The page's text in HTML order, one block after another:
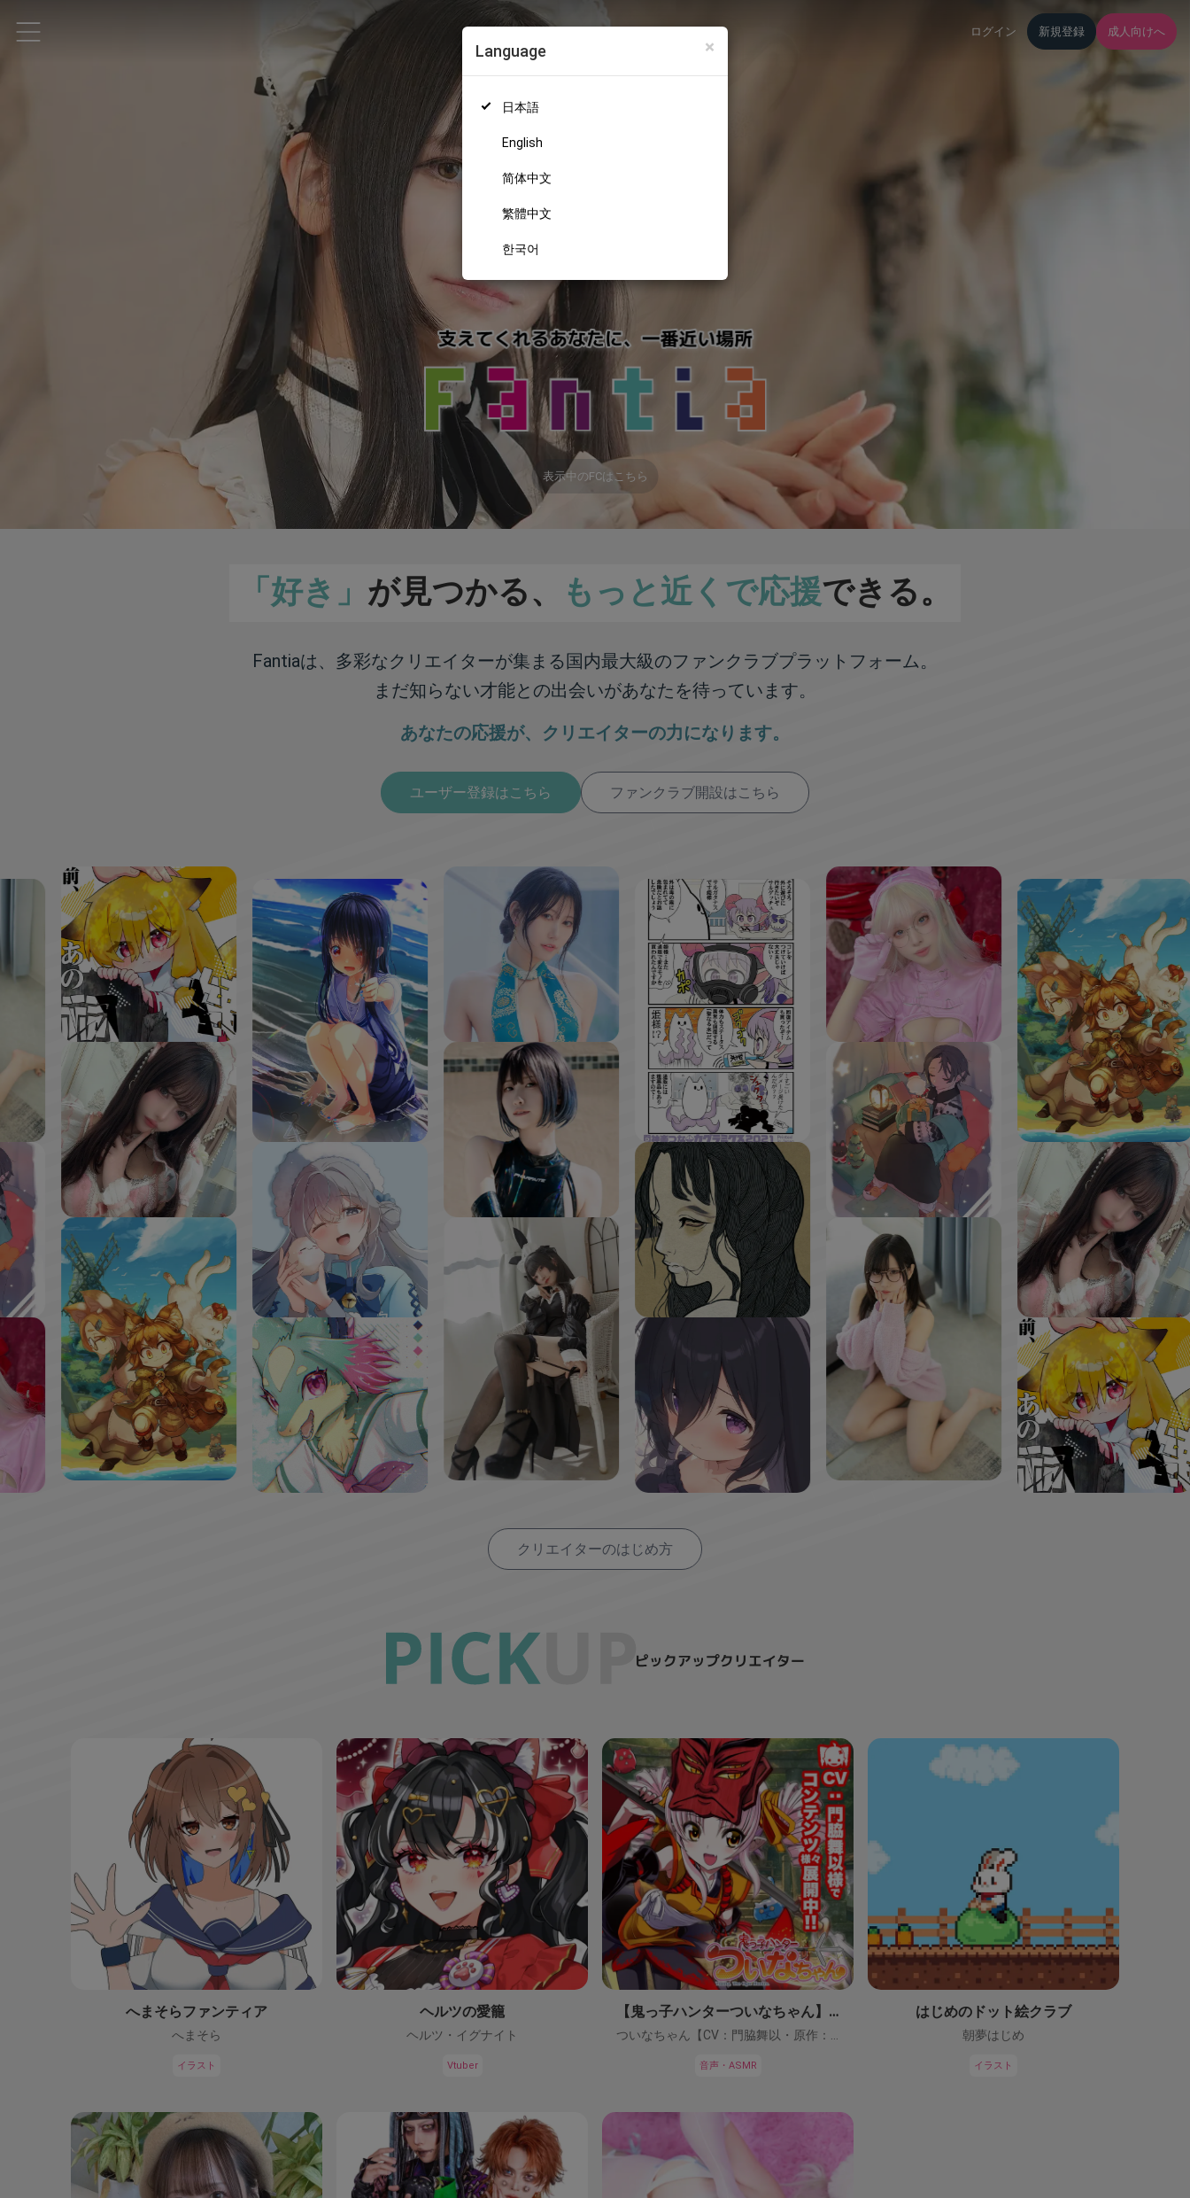
×
Language
日本語
English
简体中文
繁體中文
한국어
ログイン 新規登録 成人向けへ
表示中のFCはこちら
「好き」 が見つかる、 もっと近くで応援できる。
Fantiaは、多彩なクリエイターが集まる国内最大級のファンクラブプラットフォーム。
まだ知らない才能との出会いがあなたを待っています。
あなたの応援が、 クリエイターの力になります。
ユーザー登録はこちら ファンクラブ開設はこちら
クリエイターのはじめ方
へまそらファンティア
へまそら
イラスト
ヘルツの愛籠
ヘルツ・イグナイト
Vtuber
【鬼っ子ハンターついなちゃん】（CV：門脇舞以）プロジェクト！
音声・ASMR
はじめのドット絵クラブ
朝夢はじめ
イラスト